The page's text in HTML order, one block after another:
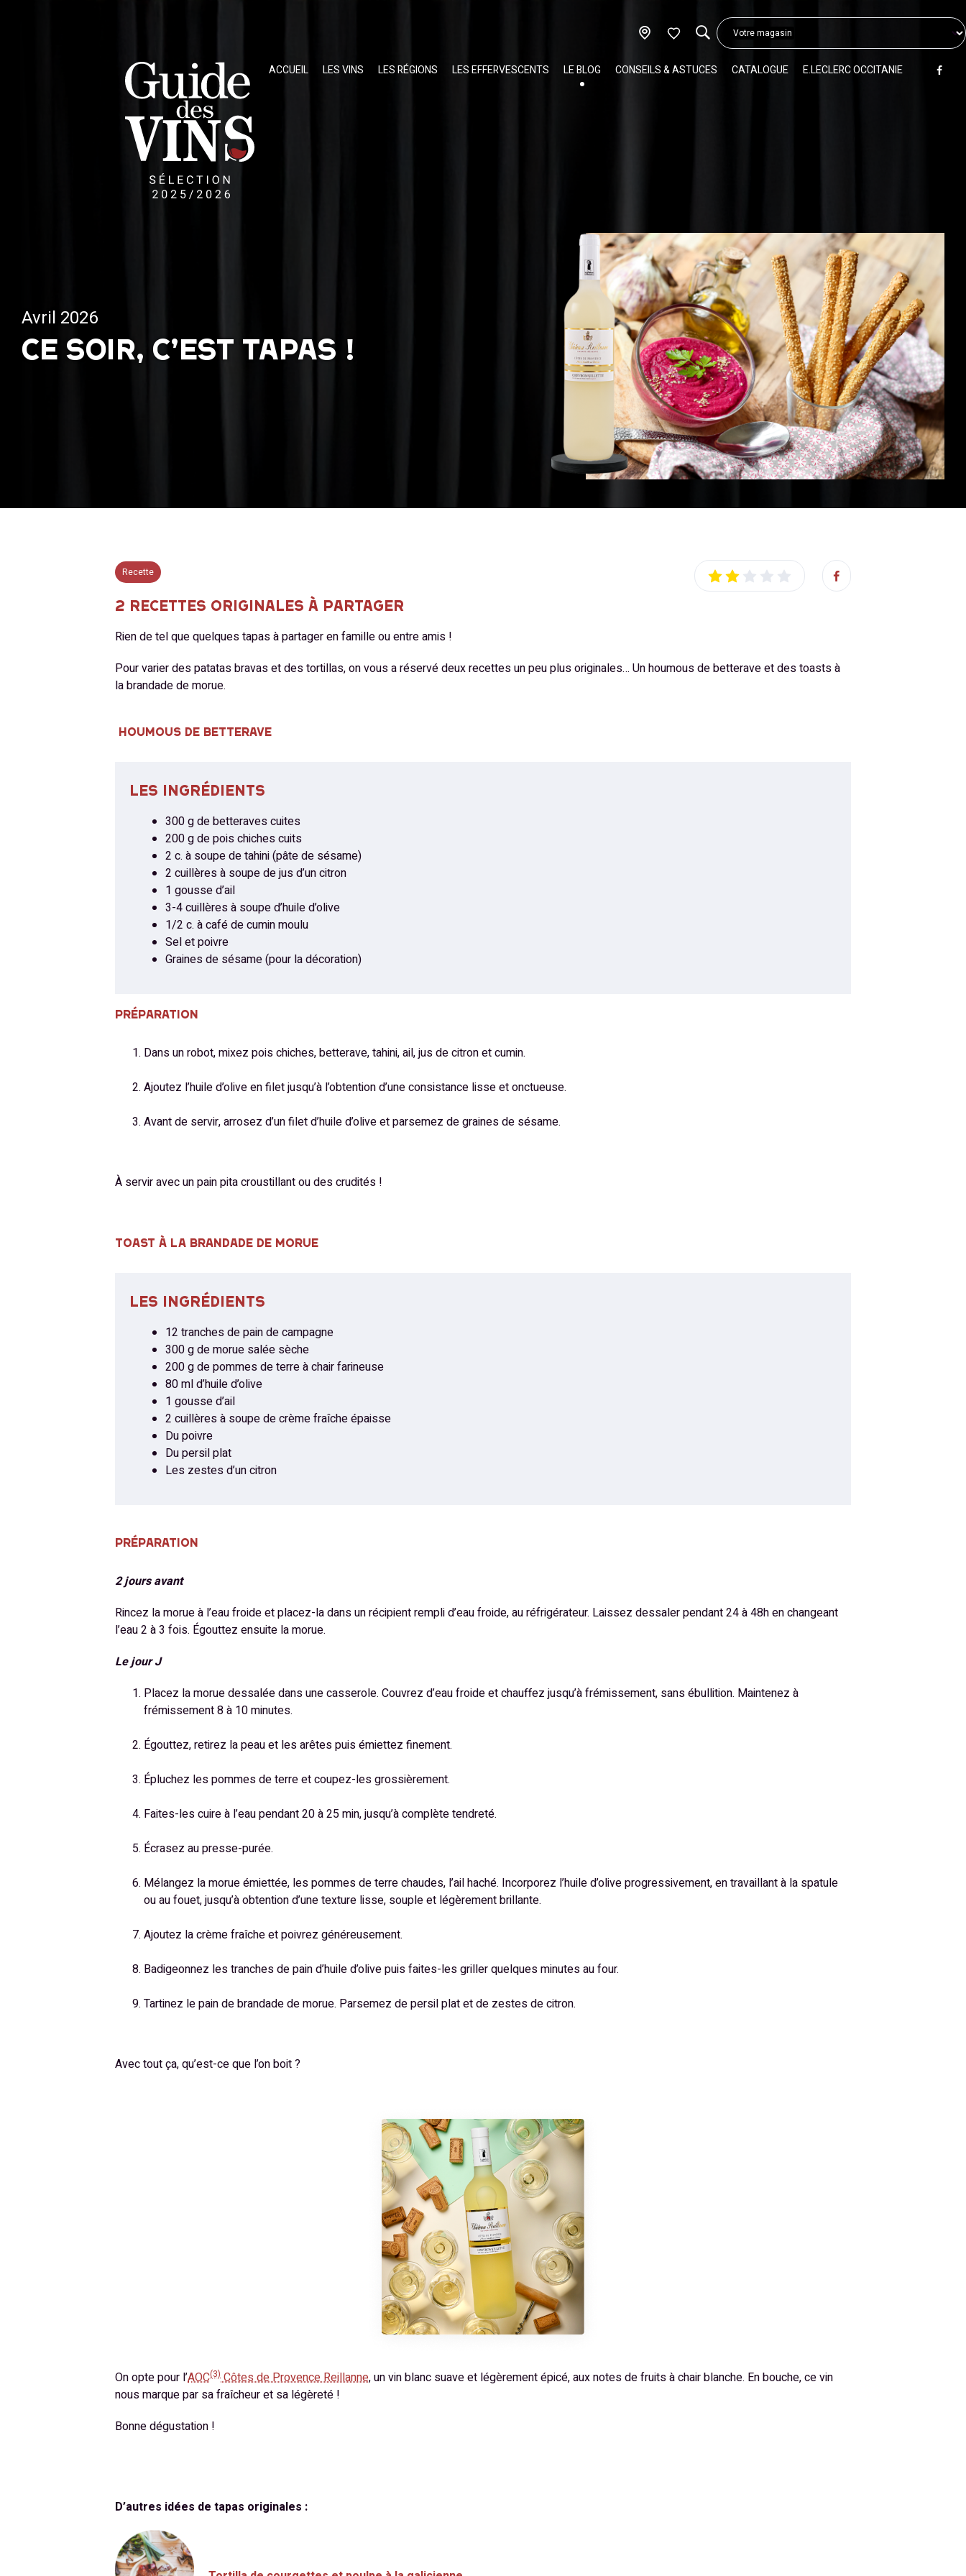
Votre magasin
ACCUEIL LES VINS LES RÉGIONS LES EFFERVESCENTS LE BLOG CONSEILS & ASTUCES CATALOGUE E.LECLERC OCCITANIE
Avril 2026
CE SOIR, C’EST TAPAS !
Recette
2 RECETTES ORIGINALES À PARTAGER
Rien de tel que quelques tapas à partager en famille ou entre amis !
Pour varier des patatas bravas et des tortillas, on vous a réservé deux recettes un peu plus originales… Un houmous de betterave et des toasts à
la brandade de morue.
HOUMOUS DE BETTERAVE
LES INGRÉDIENTS
300 g de betteraves cuites
200 g de pois chiches cuits
2 c. à soupe de tahini (pâte de sésame)
2 cuillères à soupe de jus d’un citron
1 gousse d’ail
3-4 cuillères à soupe d’huile d’olive
1/2 c. à café de cumin moulu
Sel et poivre
Graines de sésame (pour la décoration)
PRÉPARATION
Dans un robot, mixez pois chiches, betterave, tahini, ail, jus de citron et cumin.
Ajoutez l’huile d’olive en filet jusqu’à l’obtention d’une consistance lisse et onctueuse.
Avant de servir, arrosez d’un filet d’huile d’olive et parsemez de graines de sésame.
À servir avec un pain pita croustillant ou des crudités !
TOAST À LA BRANDADE DE MORUE
LES INGRÉDIENTS
12 tranches de pain de campagne
300 g de morue salée sèche
200 g de pommes de terre à chair farineuse
80 ml d’huile d’olive
1 gousse d’ail
2 cuillères à soupe de crème fraîche épaisse
Du poivre
Du persil plat
Les zestes d’un citron
PRÉPARATION
2 jours avant
Rincez la morue à l’eau froide et placez-la dans un récipient rempli d’eau froide, au réfrigérateur. Laissez dessaler pendant 24 à 48h en changeant
l’eau 2 à 3 fois. Égouttez ensuite la morue.
Le jour J
Placez la morue dessalée dans une casserole. Couvrez d’eau froide et chauffez jusqu’à frémissement, sans ébullition. Maintenez à
frémissement 8 à 10 minutes.
Égouttez, retirez la peau et les arêtes puis émiettez finement.
Épluchez les pommes de terre et coupez-les grossièrement.
Faites-les cuire à l’eau pendant 20 à 25 min, jusqu’à complète tendreté.
Écrasez au presse-purée.
Mélangez la morue émiettée, les pommes de terre chaudes, l’ail haché. Incorporez l’huile d’olive progressivement, en travaillant à la spatule
ou au fouet, jusqu’à obtention d’une texture lisse, souple et légèrement brillante.
Ajoutez la crème fraîche et poivrez généreusement.
Badigeonnez les tranches de pain d’huile d’olive puis faites-les griller quelques minutes au four.
Tartinez le pain de brandade de morue. Parsemez de persil plat et de zestes de citron.
Avec tout ça, qu’est-ce que l’on boit ?
On opte pour l’AOC(3)Côtes de Provence Reillanne, un vin blanc suave et légèrement épicé, aux notes de fruits à chair blanche. En bouche, ce vin
nous marque par sa fraîcheur et sa légèreté !
Bonne dégustation !
D’autres idées de tapas originales :